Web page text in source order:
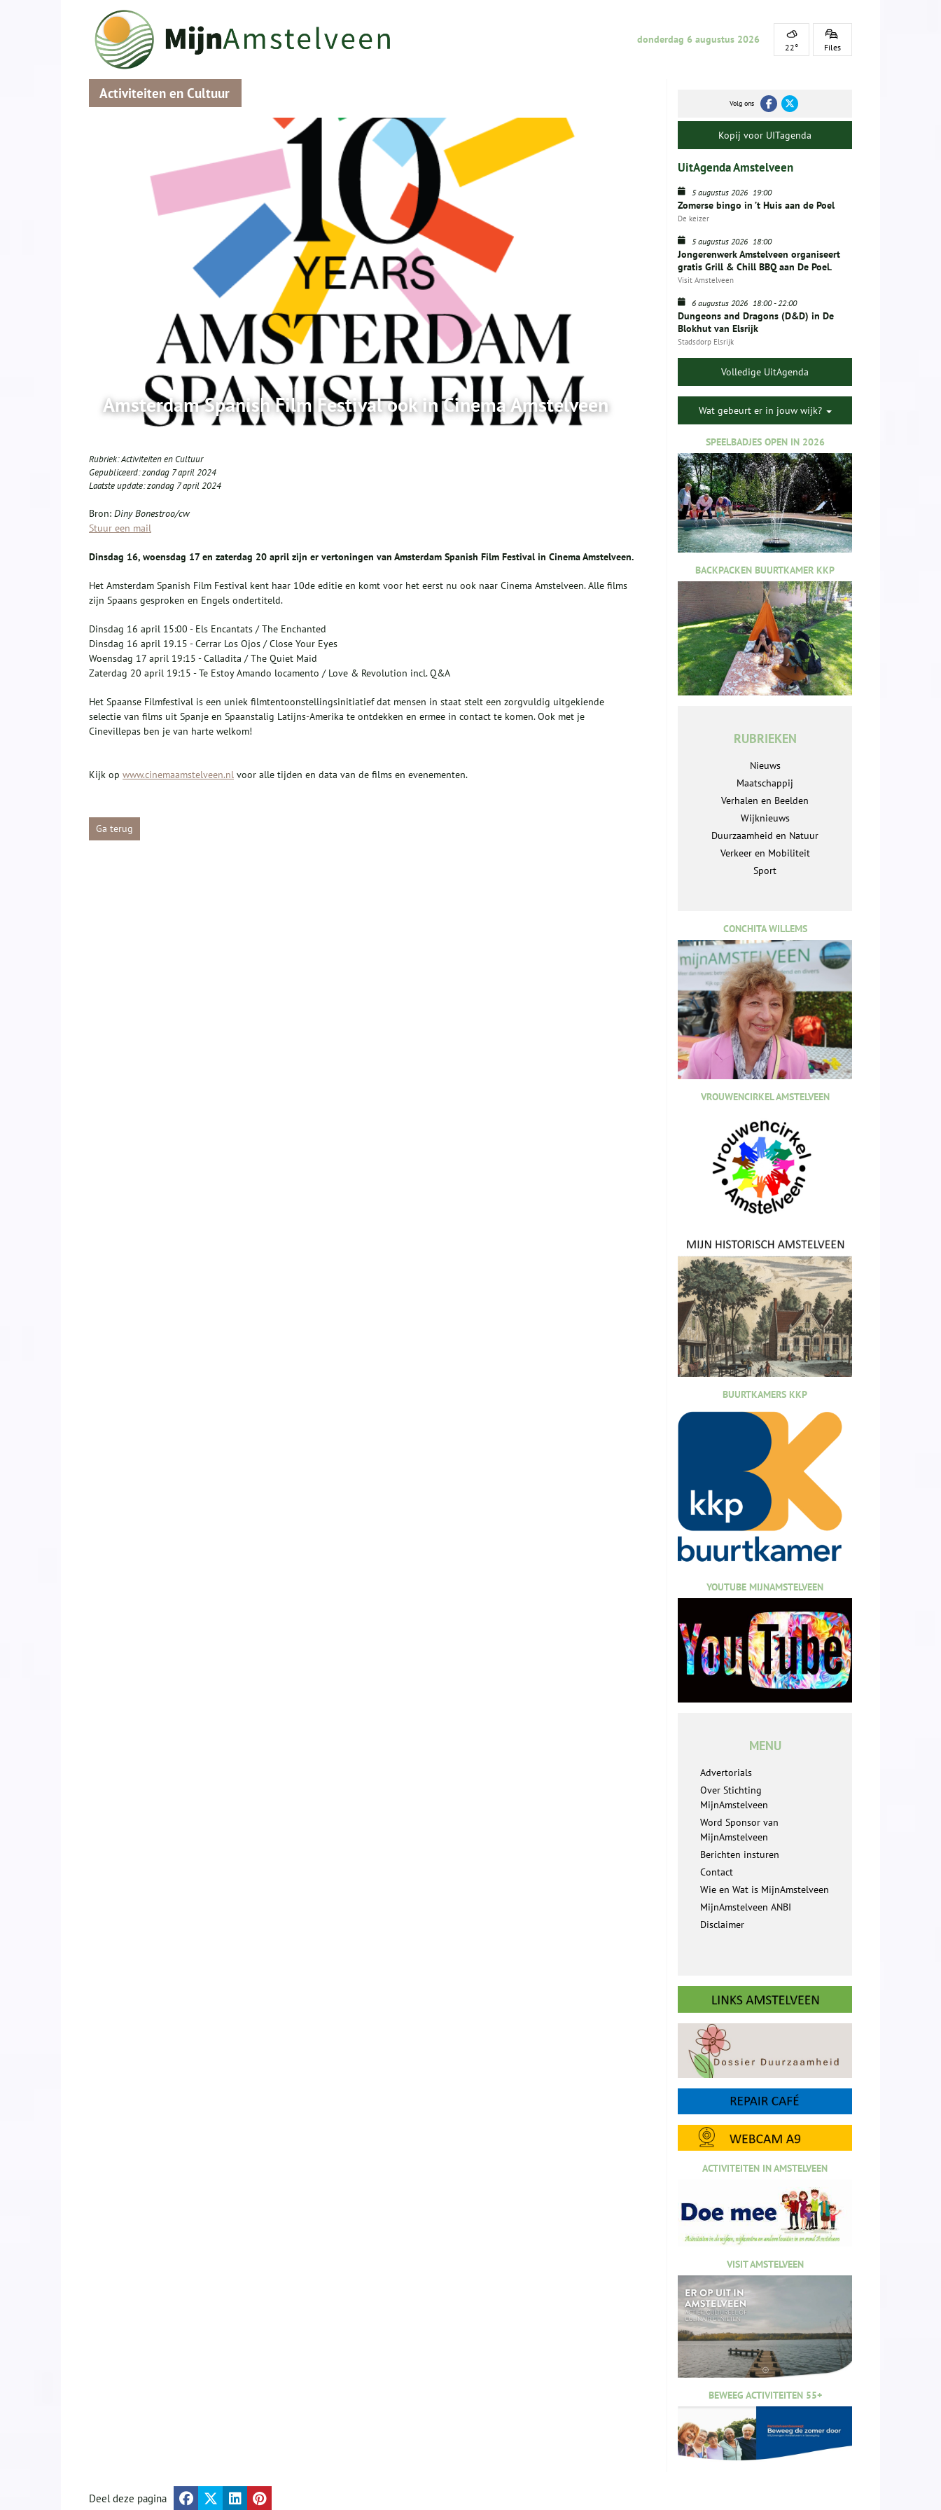
donderdag 6 augustus 2026
22° Files
Activiteiten en Cultuur
Amsterdam Spanish Film Festival ook in Cinema Amstelveen
Rubriek:Activiteiten en Cultuur
Gepubliceerd:zondag 7 april 2024
Laatste update:zondag 7 april 2024
Bron: Diny Bonestroo/cw
Stuur een mail
Dinsdag 16, woensdag 17 en zaterdag 20 april zijn er vertoningen van Amsterdam Spanish Film Festival in Cinema Amstelveen.
Het Amsterdam Spanish Film Festival kent haar 10de editie en komt voor het eerst nu ook naar Cinema Amstelveen. Alle films
zijn Spaans gesproken en Engels ondertiteld.
Dinsdag 16 april 15:00 - Els Encantats / The Enchanted
Dinsdag 16 april 19.15 - Cerrar Los Ojos / Close Your Eyes
Woensdag 17 april 19:15 - Calladita / The Quiet Maid
Zaterdag 20 april 19:15 - Te Estoy Amando locamento / Love & Revolution incl. Q&A
Het Spaanse Filmfestival is een uniek filmtentoonstellingsinitiatief dat mensen in staat stelt een zorgvuldig uitgekiende
selectie van films uit Spanje en Spaanstalig Latijns-Amerika te ontdekken en ermee in contact te komen. Ook met je
Cinevillepas ben je van harte welkom!
Kijk op www.cinemaamstelveen.nl voor alle tijden en data van de films en evenementen.
Ga terug
Volg ons
Kopij voor UITagenda
UitAgenda Amstelveen
5 augustus 2026 19:00
Zomerse bingo in ’t Huis aan de Poel
De keizer
5 augustus 2026 18:00
Jongerenwerk Amstelveen organiseert
gratis Grill & Chill BBQ aan De Poel.
Visit Amstelveen
6 augustus 2026 18:00-22:00
Dungeons and Dragons (D&D) in De
Blokhut van Elsrijk
Stadsdorp Elsrijk
Volledige UitAgenda
Wat gebeurt er in jouw wijk?
SPEELBADJES OPEN IN 2026
BACKPACKEN BUURTKAMER KKP
RUBRIEKEN
Nieuws
Maatschappij
Verhalen en Beelden
Wijknieuws
Duurzaamheid en Natuur
Verkeer en Mobiliteit
Sport
CONCHITA WILLEMS
VROUWENCIRKEL AMSTELVEEN
BUURTKAMERS KKP
YOUTUBE MIJNAMSTELVEEN
MENU
Advertorials
Over Stichting
MijnAmstelveen
Word Sponsor van
MijnAmstelveen
Berichten insturen
Contact
Wie en Wat is MijnAmstelveen
MijnAmstelveen ANBI
Disclaimer
ACTIVITEITEN IN AMSTELVEEN
VISIT AMSTELVEEN
BEWEEG ACTIVITEITEN 55+
Deel deze pagina